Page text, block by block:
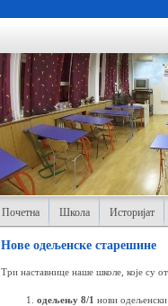
Почетна Школа Историјат
Нове одељенске старешине
Три наставнице наше школе, које су
одељењу 8/1 нови